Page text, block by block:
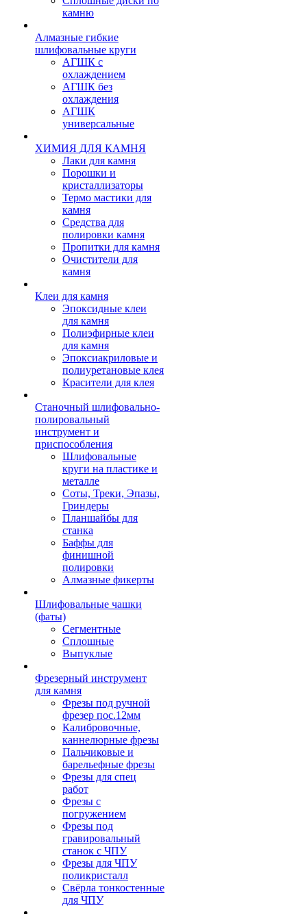
камню
Алмазные гибкие
шлифовальные круги
АГШК с
охлаждением
АГШК без
охлаждения
АГШК
универсальные
ХИМИЯ ДЛЯ КАМНЯ
Лаки для камня
Порошки и
кристаллизаторы
Термо мастики для
камня
Средства для
полировки камня
Пропитки для камня
Очистители для
камня
Клеи для камня
Эпоксидные клеи
для камня
Полиэфирные клеи
для камня
Эпоксиакриловые и
полиуретановые клея
Красители для клея
Станочный шлифовально-
полировальный
инструмент и
приспособления
Шлифовальные
круги на пластике и
металле
Соты, Треки, Эпазы,
Гриндеры
Планшайбы для
станка
Баффы для
финишной
полировки
Алмазные фикерты
Шлифовальные чашки
(фаты)
Сегментные
Сплошные
Выпуклые
Фрезерный инструмент
для камня
Фрезы под ручной
фрезер пос.12мм
Калибровочные,
каннелюрные фрезы
Пальчиковые и
барельефные фрезы
Фрезы для спец
работ
Фрезы с
погружением
Фрезы под
гравировальный
станок с ЧПУ
Фрезы для ЧПУ
поликристалл
Свёрла тонкостенные
для ЧПУ